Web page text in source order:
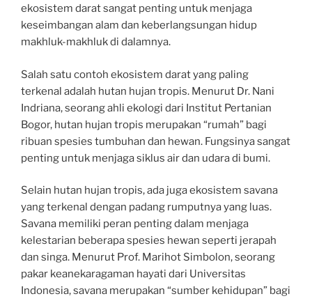
ekosistem darat sangat penting untuk menjaga
keseimbangan alam dan keberlangsungan hidup
makhluk-makhluk di dalamnya.
Salah satu contoh ekosistem darat yang paling
terkenal adalah hutan hujan tropis. Menurut Dr. Nani
Indriana, seorang ahli ekologi dari Institut Pertanian
Bogor, hutan hujan tropis merupakan “rumah” bagi
ribuan spesies tumbuhan dan hewan. Fungsinya sangat
penting untuk menjaga siklus air dan udara di bumi.
Selain hutan hujan tropis, ada juga ekosistem savana
yang terkenal dengan padang rumputnya yang luas.
Savana memiliki peran penting dalam menjaga
kelestarian beberapa spesies hewan seperti jerapah
dan singa. Menurut Prof. Marihot Simbolon, seorang
pakar keanekaragaman hayati dari Universitas
Indonesia, savana merupakan “sumber kehidupan” bagi